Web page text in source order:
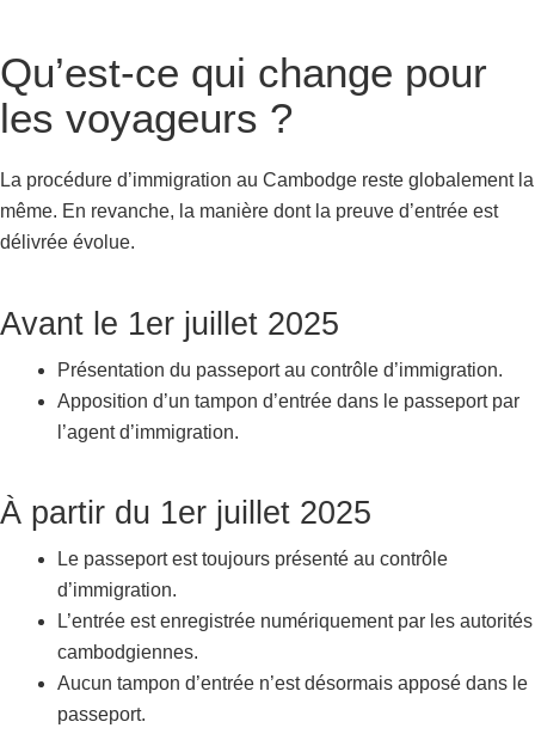
Qu’est-ce qui change pour
les voyageurs ?
La procédure d’immigration au Cambodge reste globalement la
même. En revanche, la manière dont la preuve d’entrée est
délivrée évolue.
Avant le 1er juillet 2025
Présentation du passeport au contrôle d’immigration.
Apposition d’un tampon d’entrée dans le passeport par
l’agent d’immigration.
À partir du 1er juillet 2025
Le passeport est toujours présenté au contrôle
d’immigration.
L’entrée est enregistrée numériquement par les autorités
cambodgiennes.
Aucun tampon d’entrée n’est désormais apposé dans le
passeport.